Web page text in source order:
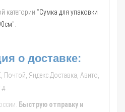
категории "Сумка для упаковки
".
о доставке:
Яндекс.Доставка, Авито,
Быструю отправку и